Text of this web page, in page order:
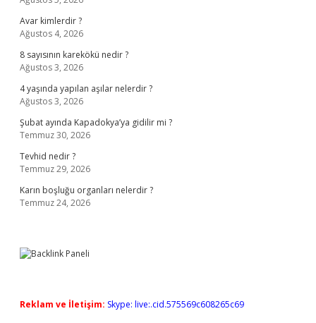
Avar kimlerdir ?
Ağustos 4, 2026
8 sayısının karekökü nedir ?
Ağustos 3, 2026
4 yaşında yapılan aşılar nelerdir ?
Ağustos 3, 2026
Şubat ayında Kapadokya’ya gidilir mi ?
Temmuz 30, 2026
Tevhid nedir ?
Temmuz 29, 2026
Karın boşluğu organları nelerdir ?
Temmuz 24, 2026
Reklam ve İletişim: Skype: live:.cid.575569c608265c69